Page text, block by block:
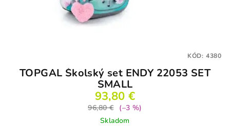
TOPGAL Školský set ENDY 22053 SET
SMALL
93,80 €
96,80 €
(–3 %)
Skladom
KÓD: 4380